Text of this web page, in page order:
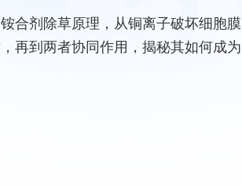
合剂除草原理，从铜离子破坏细胞膜
再到两者协同作用，揭秘其如何成为